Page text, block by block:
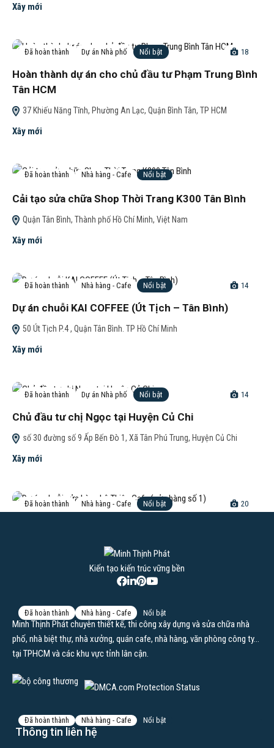
Xây mới
Đã hoàn thành Dự án Nhà phố Nổi bật 18
Hoàn thành dự án cho chủ đầu tư Phạm Trung Bình
Tân HCM
37 Khiếu Năng Tĩnh, Phường An Lạc, Quận Bình Tân, TP HCM
Xây mới
Đã hoàn thành Nhà hàng - Cafe Nổi bật
Cải tạo sửa chữa Shop Thời Trang K300 Tân Bình
Quận Tân Bình, Thành phố Hồ Chí Minh, Việt Nam
Xây mới
Đã hoàn thành Nhà hàng - Cafe Nổi bật 14
Dự án chuỗi KAI COFFEE (Út Tịch – Tân Bình)
50 Út Tịch P.4 , Quận Tân Bình. TP Hồ Chí Minh
Xây mới
Đã hoàn thành Dự án Nhà phố Nổi bật 14
Chủ đầu tư chị Ngọc tại Huyện Củ Chi
số 30 đường số 9 Ấp Bến Đò 1, Xã Tân Phú Trung, Huyện Củ Chi
Xây mới
Đã hoàn thành Nhà hàng - Cafe Nổi bật 20
Số 73 đường số 37, Phường Tân Quy, Quận 7, TP HCM
Đã hoàn thành Nhà hàng - Cafe Nổi bật
Dựa án xây dựng quán cà phê LEKAO’s COFFEE
123 Đại Lộ Đồng Khởi, TP Bến Tre
Tiền chế,Xây mới
Đã hoàn thành Nhà hàng - Cafe Nổi bật
Kiến tạo kiến trúc vững bền
Minh Thịnh Phát chuyên thiết kế, thi công xây dựng và sửa chữa nhà
phố, nhà biệt thự, nhà xưởng, quán cafe, nhà hàng, văn phòng công ty…
tại TPHCM và các khu vực tỉnh lân cận.
Thông tin liên hệ